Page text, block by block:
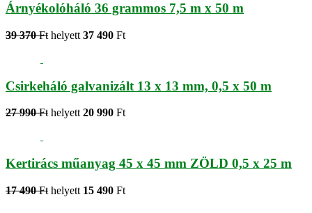
Árnyékolóháló 36 grammos 7,5 m x 50 m
39 370 Ft helyett 37 490 Ft
Csirkeháló galvanizált 13 x 13 mm, 0,5 x 50 m
27 990 Ft helyett 20 990 Ft
Kertirács műanyag 45 x 45 mm ZÖLD 0,5 x 25 m
17 490 Ft helyett 15 490 Ft